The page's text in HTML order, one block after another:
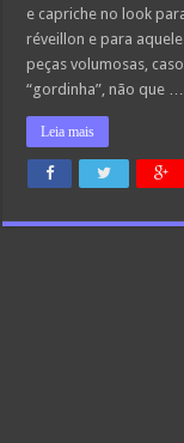
e capriche no look
réveillon e para
peças volumosas,
“gordinha”, não que …
Leia mais